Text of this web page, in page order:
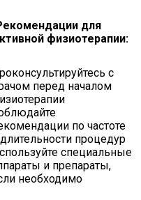
для
физиотерапии:
с
перед началом
по частоте
процедур
специальные
и препараты,
необходимо